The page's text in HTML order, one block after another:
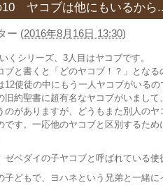
ヤコブは他にもいるから
ー (2016年8月16日 13:30)
くシリーズ、3人目はヤコブです。
ブと書くと「どのヤコブ！？」とな
12使徒の中にもう一人ヤコブがいる
旧約聖書に超有名なヤコブがいまし
のがありますが、どうもまた別人の
です。一応他のヤコブと区別するた
ゼベダイの子ヤコブと呼ばれている
子どもで、ヨハネという兄弟と一緒